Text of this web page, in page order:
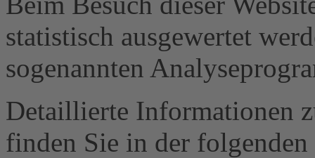
statistisch ausgewertet
sogenannten
Detaillierte Informationen
finden Sie in der